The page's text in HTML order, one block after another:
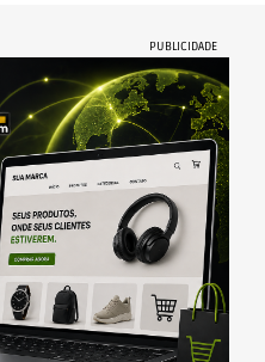
PUBLICIDADE